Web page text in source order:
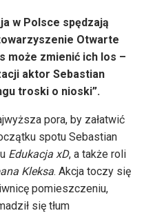
w Polsce spędzają
Otwarte
może zmienić ich los –
aktor Sebastian
troski o nioski”.
pora, by załatwić
spotu Sebastian
Edukacja xD, a także roli
Kleksa. Akcja toczy się
pomieszczeniu,
się tłum